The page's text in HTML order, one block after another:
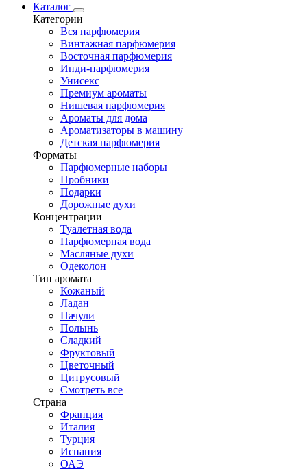
Каталог
Категории
Вся парфюмерия
Винтажная парфюмерия
Восточная парфюмерия
Инди-парфюмерия
Унисекс
Премиум ароматы
Нишевая парфюмерия
Ароматы для дома
Ароматизаторы в машину
Детская парфюмерия
Форматы
Парфюмерные наборы
Пробники
Подарки
Дорожные духи
Концентрации
Туалетная вода
Парфюмерная вода
Масляные духи
Одеколон
Тип аромата
Кожаный
Ладан
Пачули
Полынь
Сладкий
Фруктовый
Цветочный
Цитрусовый
Смотреть все
Страна
Франция
Италия
Турция
Испания
ОАЭ